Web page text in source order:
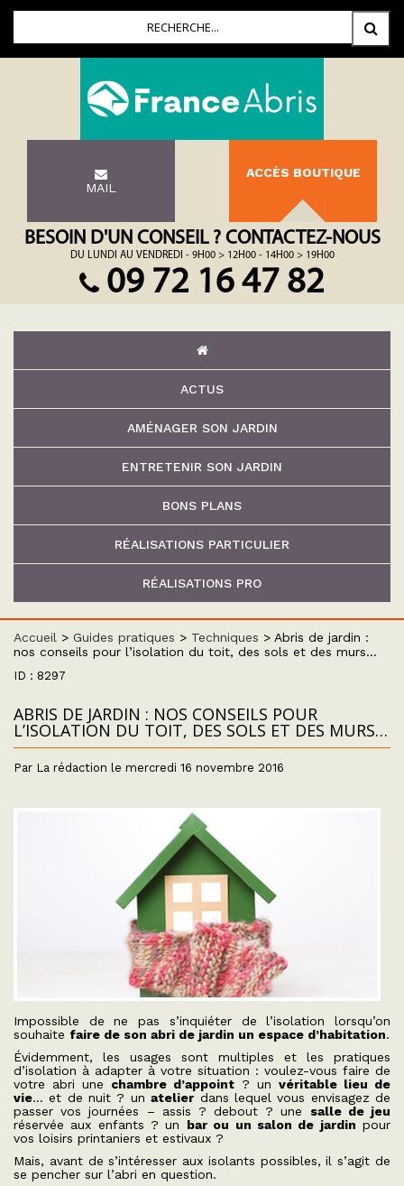
MAIL
ACCÈS BOUTIQUE
BESOIN D'UN CONSEIL ? CONTACTEZ-NOUS
DU LUNDI AU VENDREDI - 9H00 > 12H00 - 14H00 > 19H00
09 72 16 47 82
ACTUS
AMÉNAGER SON JARDIN
ENTRETENIR SON JARDIN
BONS PLANS
RÉALISATIONS PARTICULIER
RÉALISATIONS PRO
Accueil > Guides pratiques > Techniques > Abris de jardin :
nos conseils pour l’isolation du toit, des sols et des murs…
ID : 8297
ABRIS DE JARDIN : NOS CONSEILS POUR
L’ISOLATION DU TOIT, DES SOLS ET DES MURS…
Par La rédaction le mercredi 16 novembre 2016
Impossible de ne pas s’inquiéter de l’isolation lorsqu’on
souhaite faire de son abri de jardin un espace d’habitation.
Évidemment, les usages sont multiples et les pratiques
d’isolation à adapter à votre situation : voulez-vous faire de
votre abri une chambre d’appoint ? un véritable lieu de
vie… et de nuit ? unatelier dans lequel vous envisagez de
passer vos journées – assis ? debout ? une salle de jeu
réservée aux enfants ? un bar ou un salon de jardin pour
vos loisirs printaniers et estivaux ?
Mais, avant de s’intéresser aux isolants possibles, il s’agit de
se pencher sur l’abri en question.